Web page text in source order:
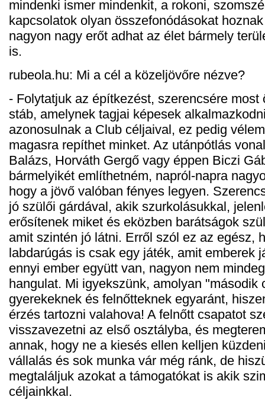
mindenki ismer mindenkit, a rokoni,
kapcsolatok olyan összefonódásokat
nagyon nagy erőt adhat az élet bármely
is.
rubeola.hu: Mi a cél a közeljövőre nézve?
- Folytatjuk az építkezést, szerencsére most
stáb, amelynek tagjai képesek
azonosulnak a Club céljaival, ez pedig
magasra repíthet minket. Az utánpótlás
Balázs, Horváth Gergő vagy éppen Biczi
bármelyikét említhetném, napról-napra
hogy a jövő valóban fényes legyen.
jó szülői gárdával, akik szurkolásukkal,
erősítenek miket és eközben barátságok
amit szintén jó látni. Erről szól ez az egész,
labdarúgás is csak egy játék, amit emberek
ennyi ember együtt van, nagyon nem
hangulat. Mi igyekszünk, amolyan "második
gyerekeknek és felnőtteknek egyaránt,
érzés tartozni valahova! A felnőtt csapatot
visszavezetni az első osztályba, és
annak, hogy ne a kiesés ellen kelljen
vállalás és sok munka vár még ránk, de
megtaláljuk azokat a támogatókat is akik
céljainkkal.